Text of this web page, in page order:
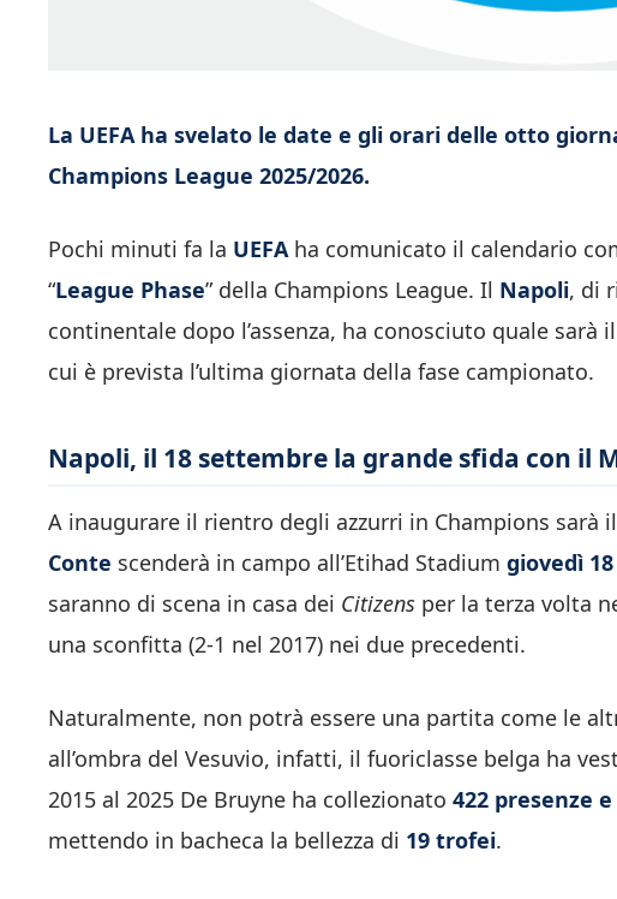
La UEFA ha svelato le date e gli orari delle otto
Champions League 2025/2026.
Pochi minuti fa la UEFA ha comunicato il calendario
“League Phase” della Champions League. Il Napoli, di
continentale dopo l’assenza, ha conosciuto quale
cui è prevista l’ultima giornata della fase campionato.
Napoli, il 18 settembre la grande sfida con il
A inaugurare il rientro degli azzurri in Champions sarà il
Conte scenderà in campo all’Etihad Stadium giovedì
saranno di scena in casa dei Citizens per la terza volta
una sconfitta (2-1 nel 2017) nei due precedenti.
Naturalmente, non potrà essere una partita come le
all’ombra del Vesuvio, infatti, il fuoriclasse belga ha
2015 al 2025 De Bruyne ha collezionato 422 presenze
mettendo in bacheca la bellezza di 19 trofei.